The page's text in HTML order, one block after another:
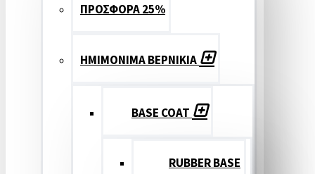
ΠΡΟΣΦΟΡΑ 25%
ΗΜΙΜΟΝΙΜΑ ΒΕΡΝΙΚΙΑ
BASE COAT
RUBBER BASE